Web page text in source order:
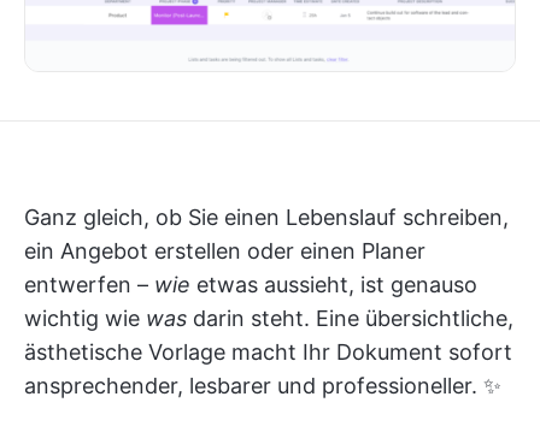
Ganz gleich, ob Sie einen Lebenslauf schreiben,
ein Angebot erstellen oder einen Planer
entwerfen – wie etwas aussieht, ist genauso
wichtig wie was darin steht. Eine übersichtliche,
ästhetische Vorlage macht Ihr Dokument sofort
ansprechender, lesbarer und professioneller. ✨